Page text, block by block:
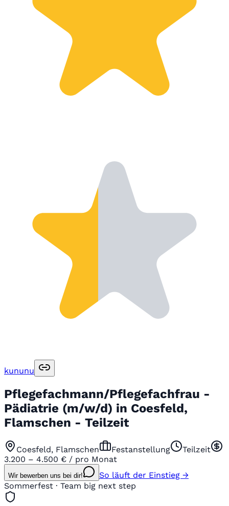
kununu
Pflegefachmann/Pflegefachfrau -
Pädiatrie (m/w/d) in Coesfeld,
Flamschen - Teilzeit
Coesfeld, Flamschen Festanstellung
Teilzeit
3.200 – 4.500 € / pro Monat
Wir bewerben uns bei dir!
So läuft der Einstieg →
Sommerfest · Team big next step